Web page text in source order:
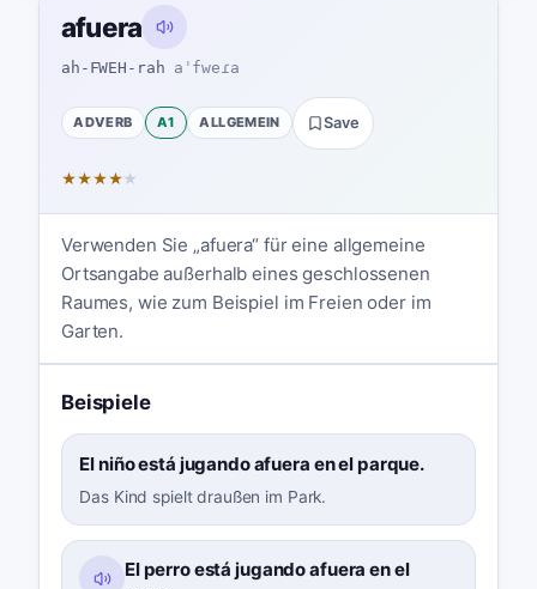
afuera
ah-FWEH-rah aˈfweɾa
ADVERB A1 ALLGEMEIN Save
★★★★★
Verwenden Sie „afuera“ für eine allgemeine
Ortsangabe außerhalb eines geschlossenen
Raumes, wie zum Beispiel im Freien oder im
Garten.
Beispiele
El niño está jugando afuera en el parque.
Das Kind spielt draußen im Park.
El perro está jugando afuera en el